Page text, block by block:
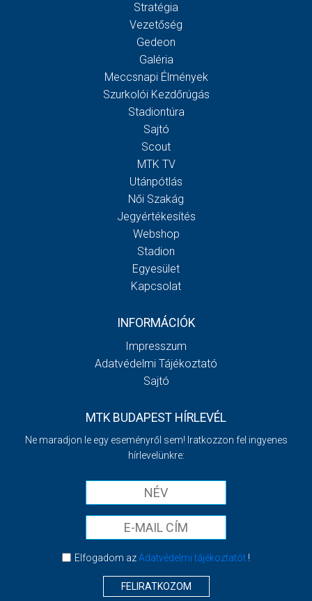
Stratégia
Vezetőség
Gedeon
Galéria
Meccsnapi Élmények
Szurkolói Kezdőrúgás
Stadiontúra
Sajtó
Scout
MTK TV
Utánpótlás
Női Szakág
Jegyértékesítés
Webshop
Stadion
Egyesület
Kapcsolat
INFORMÁCIÓK
Impresszum
Adatvédelmi Tájékoztató
Sajtó
MTK BUDAPEST HÍRLEVÉL
Ne maradjon le egy eseményről sem! Iratkozzon fel ingyenes
hírlevelünkre:
Elfogadom azAdatvédelmi tájékoztatót!
FELIRATKOZOM